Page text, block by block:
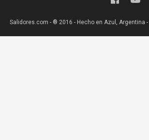
Salidores.com - ® 2016 - Hecho en Azul, Argentina -